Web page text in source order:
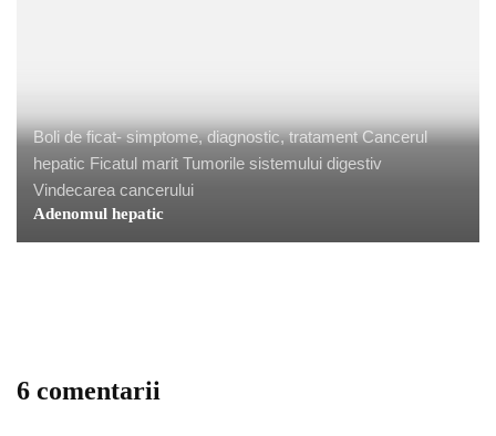
Boli de ficat- simptome, diagnostic, tratament Cancerul
hepatic Ficatul marit Tumorile sistemului digestiv
Vindecarea cancerului
Adenomul hepatic
Boli de ficat- simptome, diagnostic, tratament Ciroza
hepatica Medic gastroenterolog si hepatolog bun, forum
Sfaturi in bolile digestive
Cum evoluează ciroza hepatica, simptome
6 comentarii